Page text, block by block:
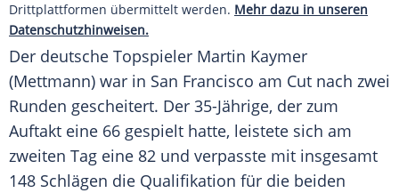
Drittplattformen übermittelt werden. Mehr dazu in unseren
Datenschutzhinweisen.
Der deutsche Topspieler Martin Kaymer
(Mettmann) war in San Francisco am Cut nach zwei
Runden gescheitert. Der 35-Jährige, der zum
Auftakt eine 66 gespielt hatte, leistete sich am
zweiten Tag eine 82 und verpasste mit insgesamt
148 Schlägen die Qualifikation für die beiden